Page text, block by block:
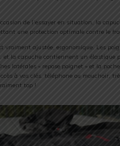
de l’essayer en situation, la
une protection optimale contre le
vraiment ajustée, ergonomique. Les
et la capuche contiennent un élastique
latérales « repose poignet » et la
à vos clés, téléphone ou mouchoir,
top !